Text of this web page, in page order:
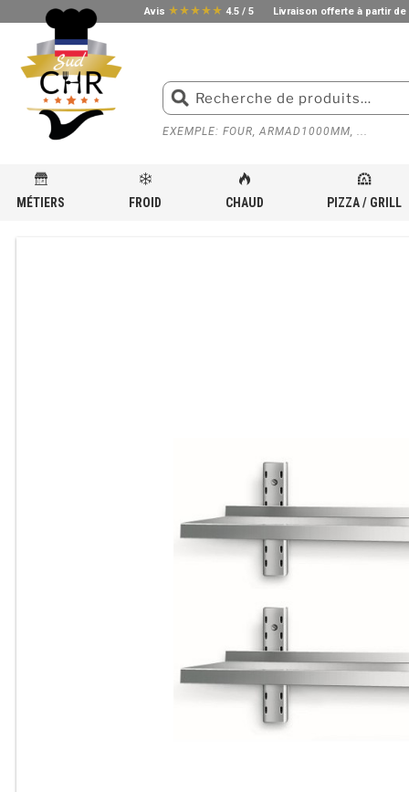
Avis star_ratestar_ratestar_ratestar_ratestar_rate 4.5 / 5 Livraison offerte à partir de
EXEMPLE: FOUR, ARMAD1000MM, ...
MÉTIERS FROID CHAUD PIZZA / GRILL
ACCUEIL »BOUTIQUE ÉQUIPEMENT INOX POUR CUISINE PROFESSIONNELLE »ETAGÈRE